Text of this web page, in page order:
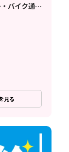
バイク通勤
見る